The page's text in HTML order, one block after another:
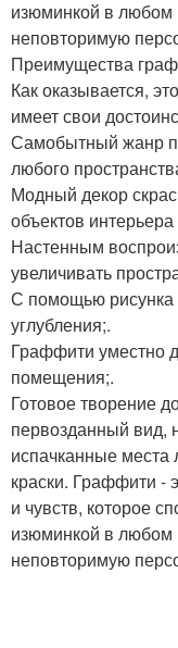
изюминкой в любом
неповторимую
Преимущества
Как оказывается,
имеет свои
Самобытный жанр
любого
Модный декор
объектов
Настенным
увеличивать
С помощью рисунка
углубления;.
Граффити уместно
помещения;.
Готовое творение
первозданный вид,
испачканные места
краски. Граффити -
и чувств, которое
изюминкой в любом
неповторимую